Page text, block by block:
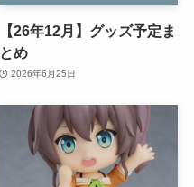
【26年12月】グッズ予定ま
とめ
2026年6月25日